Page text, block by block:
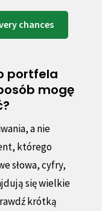
chances
portfela
mogę
a nie
którego
słowa, cyfry,
się wielkie
krótką